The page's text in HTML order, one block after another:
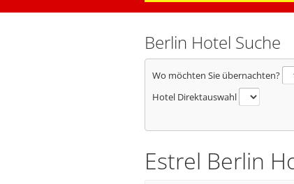
Berlin Hotel Suche
Wo möchten Sie übernachten?
Hotel Direktauswahl
Estrel Berlin